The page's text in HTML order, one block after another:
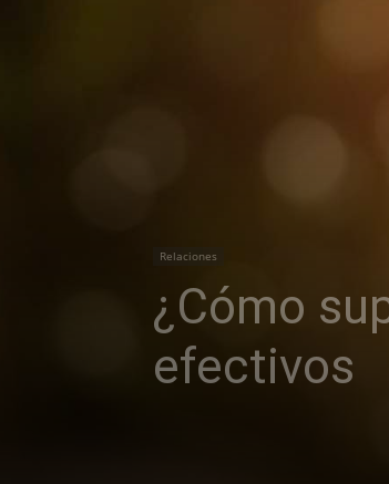
Relaciones
¿Cómo
efectivos